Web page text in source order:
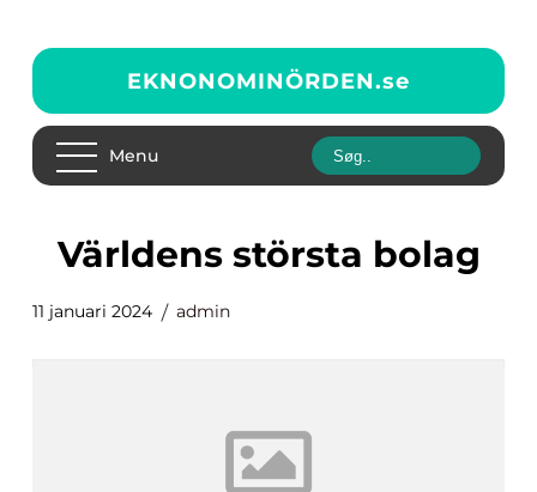
EKNONOMINÖRDEN.se
Menu
världens största bolag
11 januari 2024 admin